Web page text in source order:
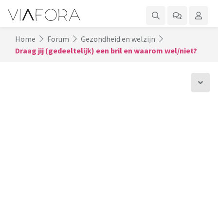
Home Forum
Gezondheid en welzijn
Draag jij (gedeeltelijk) een bril en waarom wel/niet?